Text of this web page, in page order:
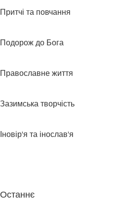
Притчі та повчання
Подорож до Бога
Православне життя
Зазимська творчість
Іновір'я та інослав'я
Останнє